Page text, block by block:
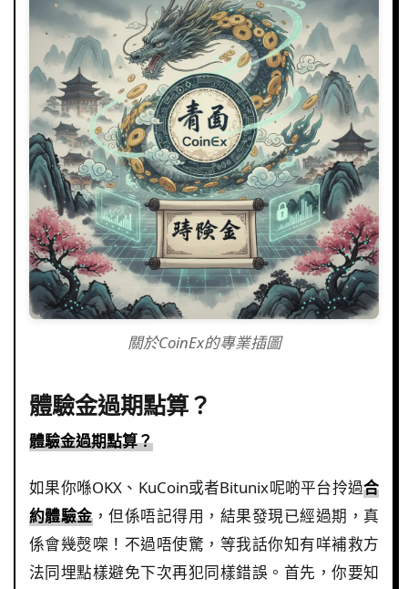
關於CoinEx的專業插圖
體驗金過期點算？
體驗金過期點算？
如果你喺OKX、KuCoin或者Bitunix呢啲平台拎過合
約體驗金，但係唔記得用，結果發現已經過期，真
係會幾㷫㗎！不過唔使驚，等我話你知有咩補救方
法同埋點樣避免下次再犯同樣錯誤。首先，你要知